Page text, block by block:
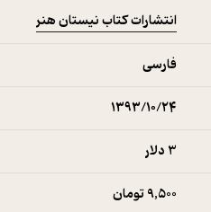
انتشارات کتاب نیستان هنر
فارسی
۱۳۹۳/۱۰/۲۴
3 دلار
9,500 تومان